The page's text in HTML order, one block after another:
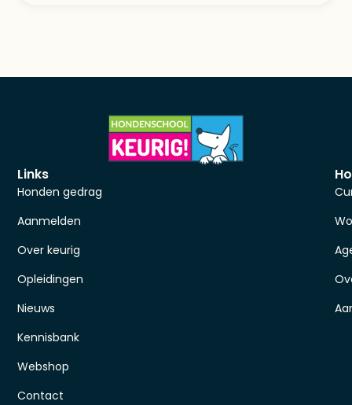
Links
Honden gedrag
Aanmelden
Over keurig
Opleidingen
Nieuws
Kennisbank
Webshop
Contact